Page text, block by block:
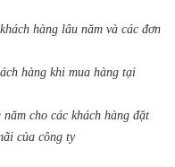
hàng lâu năm và các đơn
hàng khi mua hàng tại
cho các khách hàng đặt
của công ty